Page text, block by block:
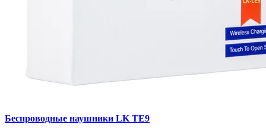
Беспроводные наушники LK TE9